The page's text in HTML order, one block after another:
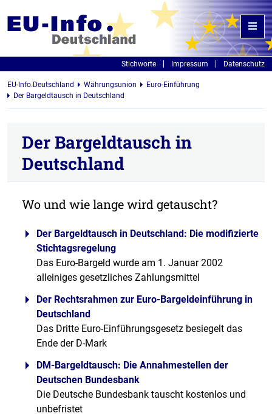
Stichworte Impressum Datenschutz
EU-Info.Deutschland Währungsunion
Euro-Einführung
Der Bargeldtausch in Deutschland
Der Bargeldtausch in
Deutschland
Wo und wie lange wird getauscht?
Der Bargeldtausch in Deutschland: Die modifizierte
Stichtagsregelung
Das Euro-Bargeld wurde am 1. Januar 2002
alleiniges gesetzliches Zahlungsmittel
Der Rechtsrahmen zur Euro-Bargeldeinführung in
Deutschland
Das Dritte Euro-Einführungsgesetz besiegelt das
Ende der D-Mark
DM-Bargeldtausch: Die Annahmestellen der
Deutschen Bundesbank
Die Deutsche Bundesbank tauscht kostenlos und
unbefristet